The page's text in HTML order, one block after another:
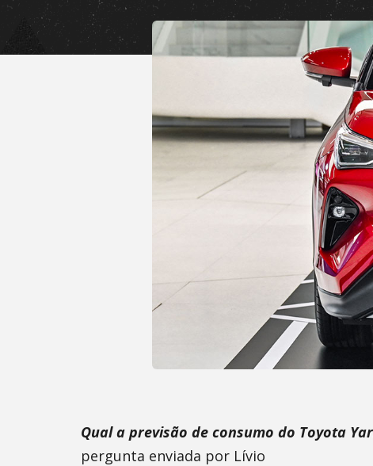
Qual a previsão de consumo do Toyota
pergunta enviada por Lívio